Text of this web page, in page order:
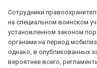
Сотрудники
на специальном воинском
установленном законом
органами на период
однако, в опубликованных
вероятнее всего,